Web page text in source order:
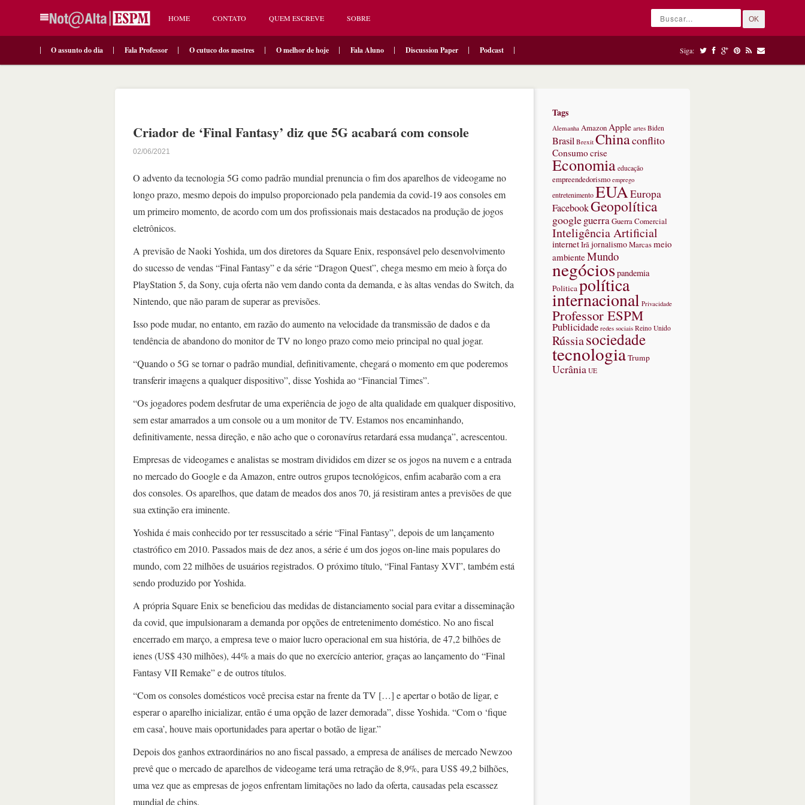
HOME CONTATO QUEM ESCREVE SOBRE OK
O assunto do dia Fala Professor O cutuco dos mestres O melhor de hoje Fala Aluno Discussion Paper Podcast Siga:
Criador de ‘Final Fantasy’ diz que 5G acabará com console
02/06/2021
O advento da tecnologia 5G como padrão mundial prenuncia o fim dos aparelhos de videogame no
longo prazo, mesmo depois do impulso proporcionado pela pandemia da covid-19 aos consoles em
um primeiro momento, de acordo com um dos profissionais mais destacados na produção de jogos
eletrônicos.
A previsão de Naoki Yoshida, um dos diretores da Square Enix, responsável pelo desenvolvimento
do sucesso de vendas “Final Fantasy” e da série “Dragon Quest”, chega mesmo em meio à força do
PlayStation 5, da Sony, cuja oferta não vem dando conta da demanda, e às altas vendas do Switch, da
Nintendo, que não param de superar as previsões.
Isso pode mudar, no entanto, em razão do aumento na velocidade da transmissão de dados e da
tendência de abandono do monitor de TV no longo prazo como meio principal no qual jogar.
“Quando o 5G se tornar o padrão mundial, definitivamente, chegará o momento em que poderemos
transferir imagens a qualquer dispositivo”, disse Yoshida ao “Financial Times”.
“Os jogadores podem desfrutar de uma experiência de jogo de alta qualidade em qualquer dispositivo,
sem estar amarrados a um console ou a um monitor de TV. Estamos nos encaminhando,
definitivamente, nessa direção, e não acho que o coronavírus retardará essa mudança”, acrescentou.
Empresas de videogames e analistas se mostram divididos em dizer se os jogos na nuvem e a entrada
no mercado do Google e da Amazon, entre outros grupos tecnológicos, enfim acabarão com a era
dos consoles. Os aparelhos, que datam de meados dos anos 70, já resistiram antes a previsões de que
sua extinção era iminente.
Yoshida é mais conhecido por ter ressuscitado a série “Final Fantasy”, depois de um lançamento
ctastrófico em 2010. Passados mais de dez anos, a série é um dos jogos on-line mais populares do
mundo, com 22 milhões de usuários registrados. O próximo título, “Final Fantasy XVI”, também está
sendo produzido por Yoshida.
A própria Square Enix se beneficiou das medidas de distanciamento social para evitar a disseminação
da covid, que impulsionaram a demanda por opções de entretenimento doméstico. No ano fiscal
encerrado em março, a empresa teve o maior lucro operacional em sua história, de 47,2 bilhões de
ienes (US$ 430 milhões), 44% a mais do que no exercício anterior, graças ao lançamento do “Final
Fantasy VII Remake” e de outros títulos.
“Com os consoles domésticos você precisa estar na frente da TV […] e apertar o botão de ligar, e
esperar o aparelho inicializar, então é uma opção de lazer demorada”, disse Yoshida. “Com o ‘fique
em casa’, houve mais oportunidades para apertar o botão de ligar.”
Depois dos ganhos extraordinários no ano fiscal passado, a empresa de análises de mercado Newzoo
prevê que o mercado de aparelhos de videogame terá uma retração de 8,9%, para US$ 49,2 bilhões,
uma vez que as empresas de jogos enfrentam limitações no lado da oferta, causadas pela escassez
mundial de chips.
Tags
Alemanha Amazon Apple artes Biden
Brasil Brexit Chinaconflito
Consumocrise
Economia educação
empreendedorismo emprego
entretenimentoEUAEuropa
FacebookGeopolítica
googleguerraGuerra Comercial
Inteligência Artificial
internetIrãjornalismoMarcasmeio
ambienteMundo
negóciospandemia
Politicapolítica
internacional Privacidade
Professor ESPM
Publicidade redes sociais Reino Unido
Rússiasociedade
tecnologiaTrump
Ucrânia UE